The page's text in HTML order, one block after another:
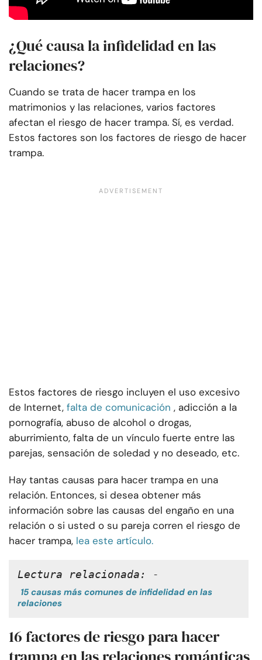
¿Qué causa la infidelidad en las
relaciones?
Cuando se trata de hacer trampa en los
matrimonios y las relaciones, varios factores
afectan el riesgo de hacer trampa. Sí, es verdad.
Estos factores son los factores de riesgo de hacer
trampa.
Estos factores de riesgo incluyen el uso excesivo
de Internet, falta de comunicación , adicción a la
pornografía, abuso de alcohol o drogas,
aburrimiento, falta de un vínculo fuerte entre las
parejas, sensación de soledad y no deseado, etc.
Hay tantas causas para hacer trampa en una
relación. Entonces, si desea obtener más
información sobre las causas del engaño en una
relación o si usted o su pareja corren el riesgo de
hacer trampa, lea este artículo.
Lectura relacionada: -
15 causas más comunes de infidelidad en las
relaciones
16 factores de riesgo para hacer